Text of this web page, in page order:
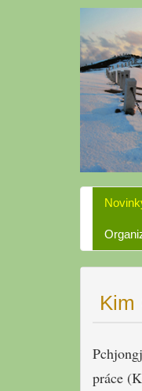
Kim
práce